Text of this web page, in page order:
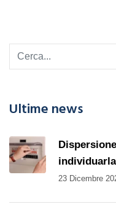
Ultime news
23 Dicembre